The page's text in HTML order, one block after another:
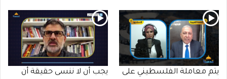
يتم معاملة الفلسطيني على
يجب أن لا ننسى حقيقة أن